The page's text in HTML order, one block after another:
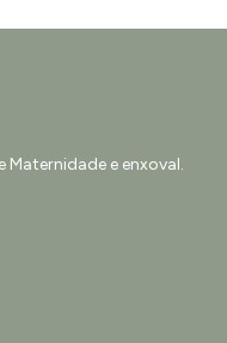
Maternidade e enxoval.